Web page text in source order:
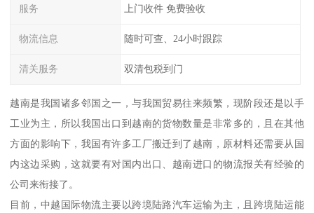
服务 上门收件 免费验收
物流信息 随时可查、24小时跟踪
清关服务 双清包税到门
越南是我国诸多邻国之一，与我国贸易往来频繁，现阶段还是以手
工业为主，所以我国出口到越南的货物数量是非常多的，且在其他
方面的影响下，我国有许多工厂搬迁到了越南，原材料还需要从国
内这边采购，这就要有对国内出口、越南进口的物流报关有经验的
公司来衔接了。
目前，中越国际物流主要以跨境陆路汽车运输为主，且跨境陆运能